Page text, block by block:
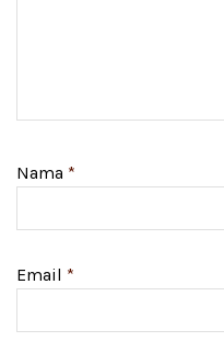
Nama *
Email *